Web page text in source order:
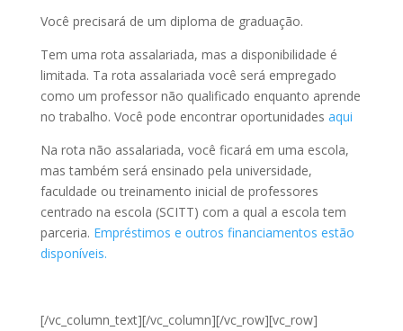
Você precisará de um diploma de graduação.
Tem uma rota assalariada, mas a disponibilidade é
limitada. Ta rota assalariada você será empregado
como um professor não qualificado enquanto aprende
no trabalho. Você pode encontrar oportunidades aqui
Na rota não assalariada, você ficará em uma escola,
mas também será ensinado pela universidade,
faculdade ou treinamento inicial de professores
centrado na escola (SCITT) com a qual a escola tem
parceria. Empréstimos e outros financiamentos estão
disponíveis.
[/vc_column_text][/vc_column][/vc_row][vc_row]